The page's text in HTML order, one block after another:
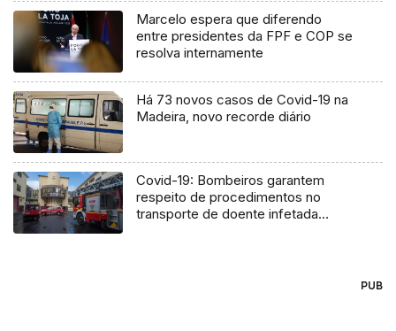
Marcelo espera que diferendo
entre presidentes da FPF e COP se
resolva internamente
Há 73 novos casos de Covid-19 na
Madeira, novo recorde diário
Covid-19: Bombeiros garantem
respeito de procedimentos no
transporte de doente infetada
PUB